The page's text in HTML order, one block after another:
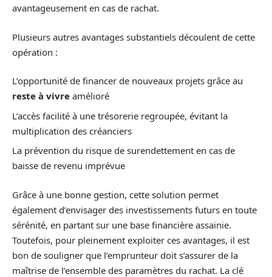
avantageusement en cas de rachat.
Plusieurs autres avantages substantiels découlent de cette
opération :
L’opportunité de financer de nouveaux projets grâce au
reste à vivre amélioré
L’accès facilité à une trésorerie regroupée, évitant la
multiplication des créanciers
La prévention du risque de surendettement en cas de
baisse de revenu imprévue
Grâce à une bonne gestion, cette solution permet
également d’envisager des investissements futurs en toute
sérénité, en partant sur une base financière assainie.
Toutefois, pour pleinement exploiter ces avantages, il est
bon de souligner que l’emprunteur doit s’assurer de la
maîtrise de l’ensemble des paramètres du rachat. La clé